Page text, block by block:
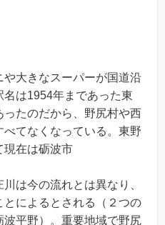
大きなスーパーが国道沿
は1954年まであった東
たのだから、野尻村や西
てなくなっている。東野
現在は砺波市
は今の流れとは異なり、
によるとされる（２つの
波平野）。重要地域で野尻